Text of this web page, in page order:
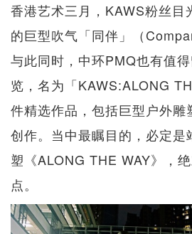
香港艺术三月，KAWS粉丝目
的巨型吹气「同伴」（
与此同时，中环PMQ也有值
览，名为「KAWS:ALONG
件精选作品，包括巨型户外雕
创作。当中最瞩目的，必定
塑《ALONG THE WAY》，
点。